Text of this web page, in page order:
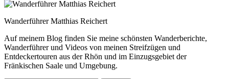
Wanderführer Matthias Reichert
Auf meinem Blog finden Sie meine schönsten Wanderberichte,
Wanderführer und Videos von meinen Streifzügen und
Entdeckertouren aus der Rhön und im Einzugsgebiet der
Fränkischen Saale und Umgebung.